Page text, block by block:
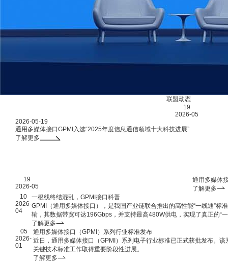
联盟动态
19
2026-05
2026-05-19
通用多媒体接口GPMI入选“2025年度信息通信领域十大科技进展”
了解更多
/03
19
2026-05
通用多媒体
了解更多
10
2026-
04
一根线终结混乱，GPMI接口科普
GPMI（通用多媒体接口），是我国产业链联合推出的高性能“一线通”标
输，其数据带宽可达196Gbps，并支持最高480W供电，实现了真正的“
不再是一个概念，而是触手可及的现实。
了解更多
05
2026-
01
通用多媒体接口（GPMI）系列行业标准发布
近日，通用多媒体接口（GPMI）系列电子行业标准已正式获批发布。
关键技术标准工作取得重要阶段性进展。
了解更多